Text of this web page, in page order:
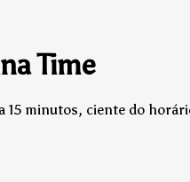
Time
minutos, ciente do